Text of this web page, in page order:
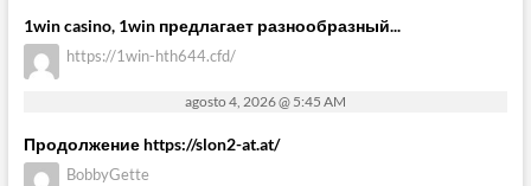
1win casino, 1win предлагает разнообразный...
https://1win-hth644.cfd/
agosto 4, 2026 @ 5:45 AM
Продолжение https://slon2-at.at/
BobbyGette